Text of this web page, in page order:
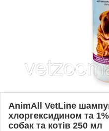
AnimAll VetLine
хлоргексидином та
собак та котів 250 мл